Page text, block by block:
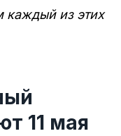
из этих
11 мая